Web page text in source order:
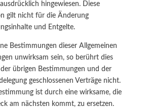
hingewiesen. Diese
gilt nicht für die Änderung
und Entgelte.
Bestimmungen dieser Allgemeinen
unwirksam sein, so berührt dies
übrigen Bestimmungen und der
geschlossenen Verträge nicht.
ist durch eine wirksame, die
am nächsten kommt, zu ersetzen.